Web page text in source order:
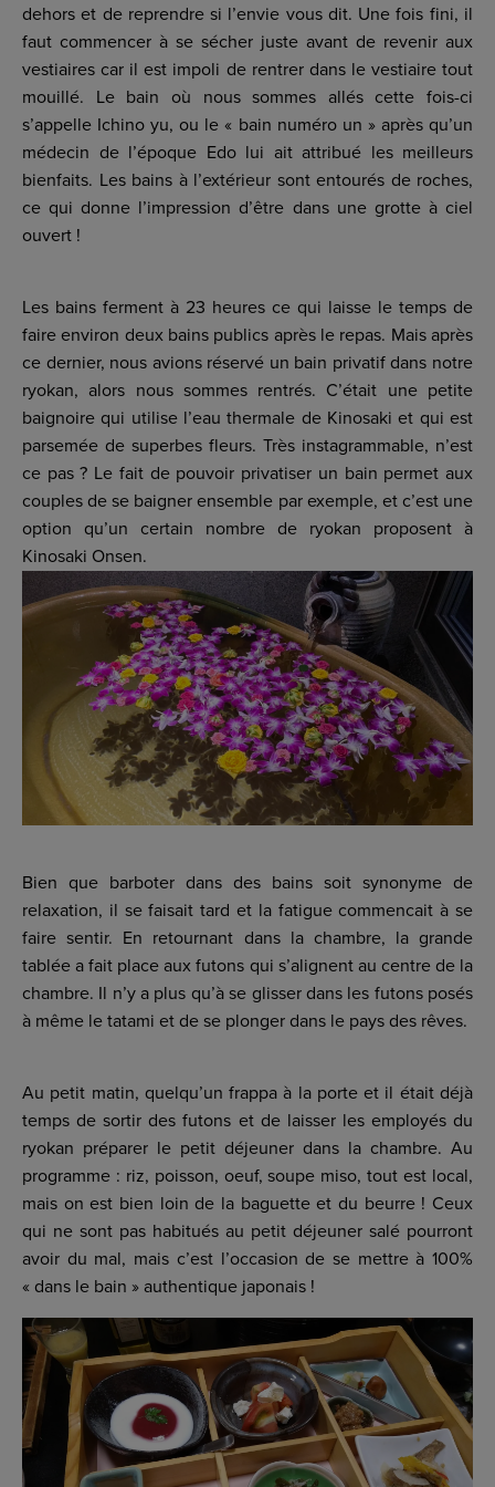
dehors et de reprendre si l’envie vous dit. Une fois fini, il
faut commencer à se sécher juste avant de revenir aux
vestiaires car il est impoli de rentrer dans le vestiaire tout
mouillé. Le bain où nous sommes allés cette fois-ci
s’appelle Ichino yu, ou le « bain numéro un » après qu’un
médecin de l’époque Edo lui ait attribué les meilleurs
bienfaits. Les bains à l’extérieur sont entourés de roches,
ce qui donne l’impression d’être dans une grotte à ciel
ouvert !
Les bains ferment à 23 heures ce qui laisse le temps de
faire environ deux bains publics après le repas. Mais après
ce dernier, nous avions réservé un bain privatif dans notre
ryokan, alors nous sommes rentrés. C’était une petite
baignoire qui utilise l’eau thermale de Kinosaki et qui est
parsemée de superbes fleurs. Très instagrammable, n’est
ce pas ? Le fait de pouvoir privatiser un bain permet aux
couples de se baigner ensemble par exemple, et c’est une
option qu’un certain nombre de ryokan proposent à
Kinosaki Onsen.
Bien que barboter dans des bains soit synonyme de
relaxation, il se faisait tard et la fatigue commencait à se
faire sentir. En retournant dans la chambre, la grande
tablée a fait place aux futons qui s’alignent au centre de la
chambre. Il n’y a plus qu’à se glisser dans les futons posés
à même le tatami et de se plonger dans le pays des rêves.
Au petit matin, quelqu’un frappa à la porte et il était déjà
temps de sortir des futons et de laisser les employés du
ryokan préparer le petit déjeuner dans la chambre. Au
programme : riz, poisson, oeuf, soupe miso, tout est local,
mais on est bien loin de la baguette et du beurre ! Ceux
qui ne sont pas habitués au petit déjeuner salé pourront
avoir du mal, mais c’est l’occasion de se mettre à 100%
« dans le bain » authentique japonais !